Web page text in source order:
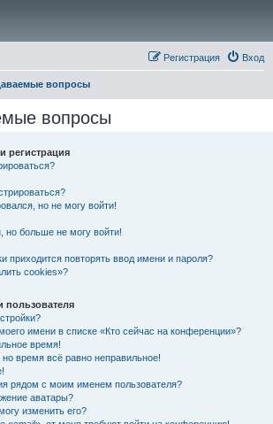
Вход
Регистрация
вопросы
вопросы
регистрация
но не могу войти!
но больше не могу войти!
приходится повторять ввод имени и пароля?
cookies»?
пользователя
имени в списке «Кто сейчас на конференции»?
время!
время всё равно неправильное!
рядом с моим именем пользователя?
аватары?
изменить его?